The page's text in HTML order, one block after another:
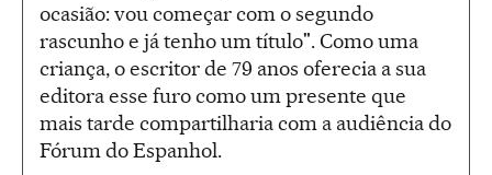
ocasião: vou começar com o segundo
rascunho e já tenho um título". Como uma
criança, o escritor de 79 anos oferecia a sua
editora esse furo como um presente que
mais tarde compartilharia com a audiência do
Fórum do Espanhol.